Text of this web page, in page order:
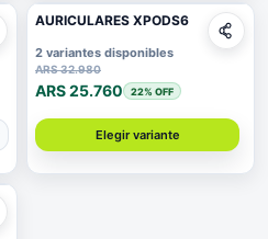
AURICULARES XPODS6
2 variantes disponibles
ARS 32.980
ARS 25.760 22% OFF
Elegir variante